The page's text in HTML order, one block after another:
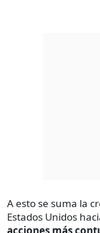
A esto se suma la
Estados Unidos
acciones más